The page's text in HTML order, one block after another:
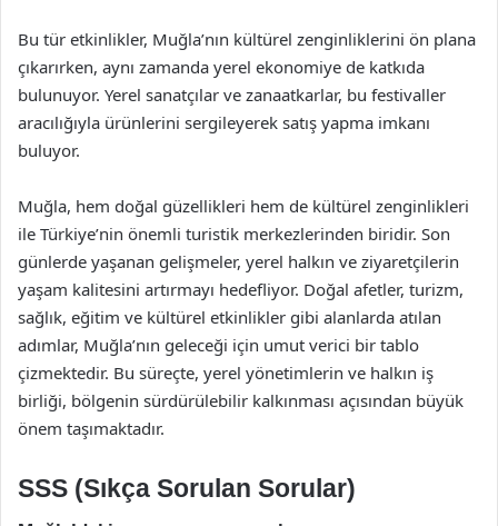
Bu tür etkinlikler, Muğla’nın kültürel zenginliklerini ön plana
çıkarırken, aynı zamanda yerel ekonomiye de katkıda
bulunuyor. Yerel sanatçılar ve zanaatkarlar, bu festivaller
aracılığıyla ürünlerini sergileyerek satış yapma imkanı
buluyor.
Muğla, hem doğal güzellikleri hem de kültürel zenginlikleri
ile Türkiye’nin önemli turistik merkezlerinden biridir. Son
günlerde yaşanan gelişmeler, yerel halkın ve ziyaretçilerin
yaşam kalitesini artırmayı hedefliyor. Doğal afetler, turizm,
sağlık, eğitim ve kültürel etkinlikler gibi alanlarda atılan
adımlar, Muğla’nın geleceği için umut verici bir tablo
çizmektedir. Bu süreçte, yerel yönetimlerin ve halkın iş
birliği, bölgenin sürdürülebilir kalkınması açısından büyük
önem taşımaktadır.
SSS (Sıkça Sorulan Sorular)